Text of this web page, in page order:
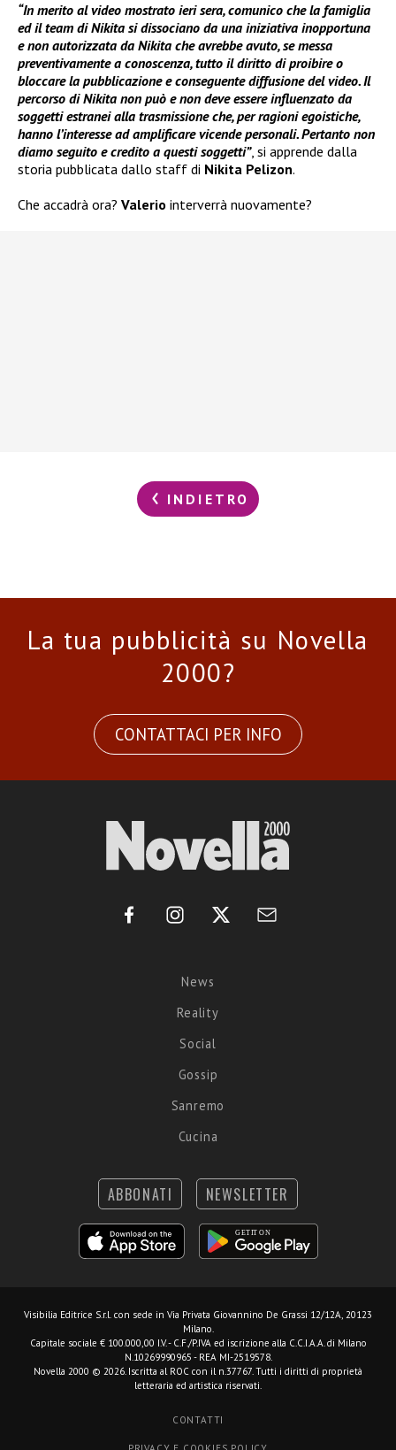
“In merito al video mostrato ieri sera, comunico che la famiglia
ed il team di Nikita si dissociano da una iniziativa inopportuna
e non autorizzata da Nikita che avrebbe avuto, se messa
preventivamente a conoscenza, tutto il diritto di proibire o
bloccare la pubblicazione e conseguente diffusione del video. Il
percorso di Nikita non può e non deve essere influenzato da
soggetti estranei alla trasmissione che, per ragioni egoistiche,
hanno l’interesse ad amplificare vicende personali. Pertanto non
diamo seguito e credito a questi soggetti”, si apprende dalla
storia pubblicata dallo staff di Nikita Pelizon.
Che accadrà ora? Valerio interverrà nuovamente?
INDIETRO
La tua pubblicità su Novella
2000?
CONTATTACI PER INFO
News
Reality
Social
Gossip
Sanremo
Cucina
ABBONATI NEWSLETTER
Visibilia Editrice S.r.l. con sede in Via Privata Giovannino De Grassi 12/12A, 20123
Milano.
Capitale sociale € 100.000,00 I.V. - C.F./P.IVA ed iscrizione alla C.C.I.A.A. di Milano
N.10269990965 - REA MI-2519578.
Novella 2000 © 2026. Iscritta al ROC con il n.37767. Tutti i diritti di proprietà
letteraria ed artistica riservati.
CONTATTI